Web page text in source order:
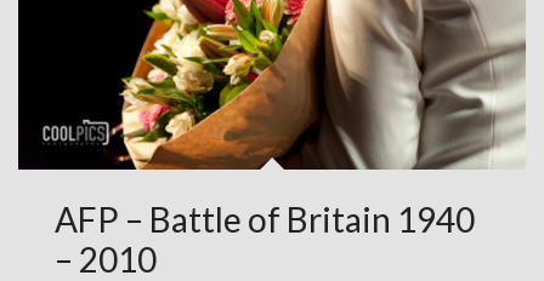
AFP – Battle of Britain 1940
– 2010